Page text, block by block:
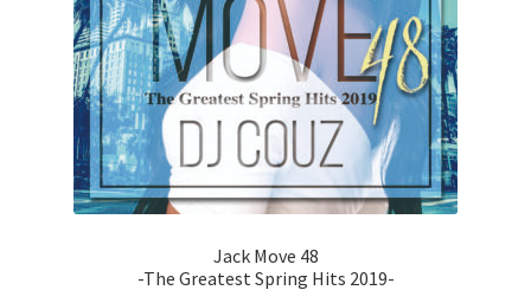
Jack Move 48
-The Greatest Spring Hits 2019-